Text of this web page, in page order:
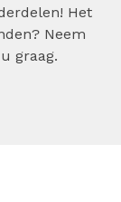
Het
Neem
graag.